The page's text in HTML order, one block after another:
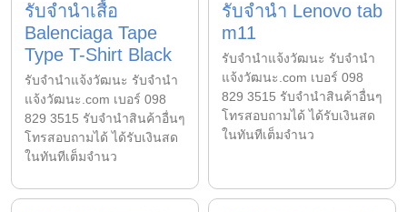
รับจำนำเสื้อ
Balenciaga Tape
Type T-Shirt Black
รับจํานําแจ้งวัฒนะ รับจํานํา
แจ้งวัฒนะ.com เบอร์ 098
829 3515 รับจำนำสินค้าอื่นๆ
โทรสอบถามได้ ได้รับเงินสด
ในทันทีเต็มจำนว
รับจำนำ Lenovo tab
m11
รับจํานําแจ้งวัฒนะ รับจํานํา
แจ้งวัฒนะ.com เบอร์ 098
829 3515 รับจำนำสินค้าอื่นๆ
โทรสอบถามได้ ได้รับเงินสด
ในทันทีเต็มจำนว